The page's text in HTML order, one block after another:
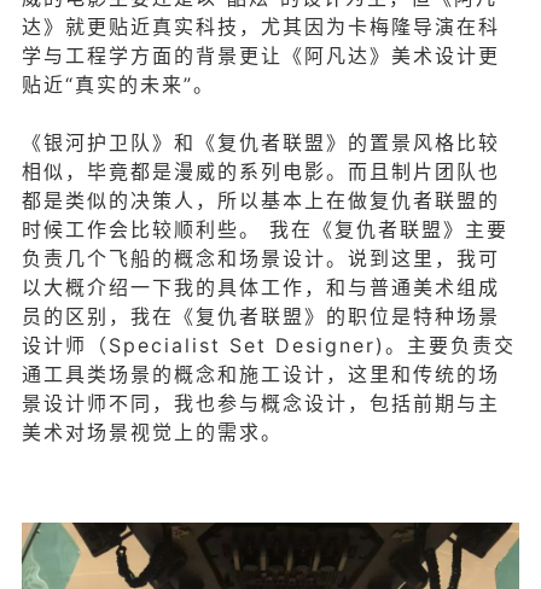
达》就更贴近真实科技，尤其因为卡梅隆导演在科
学与工程学方面的背景更让《阿凡达》美术设计更
贴近“真实的未来”。
《银河护卫队》和《复仇者联盟》的置景风格比较
相似，毕竟都是漫威的系列电影。而且制片团队也
都是类似的决策人，所以基本上在做复仇者联盟的
时候工作会比较顺利些。 我在《复仇者联盟》主要
负责几个飞船的概念和场景设计。说到这里，我可
以大概介绍一下我的具体工作，和与普通美术组成
员的区别，我在《复仇者联盟》的职位是特种场景
设计师（Specialist Set Designer)。主要负责交
通工具类场景的概念和施工设计，这里和传统的场
景设计师不同，我也参与概念设计，包括前期与主
美术对场景视觉上的需求。